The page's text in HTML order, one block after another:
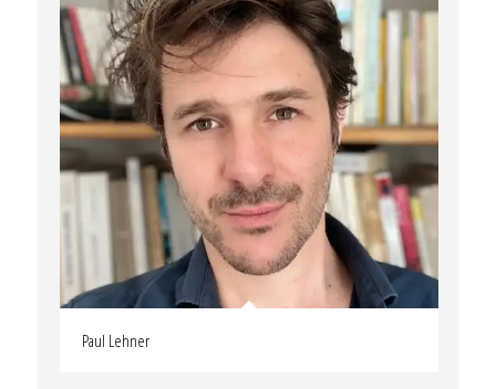
Paul Lehner